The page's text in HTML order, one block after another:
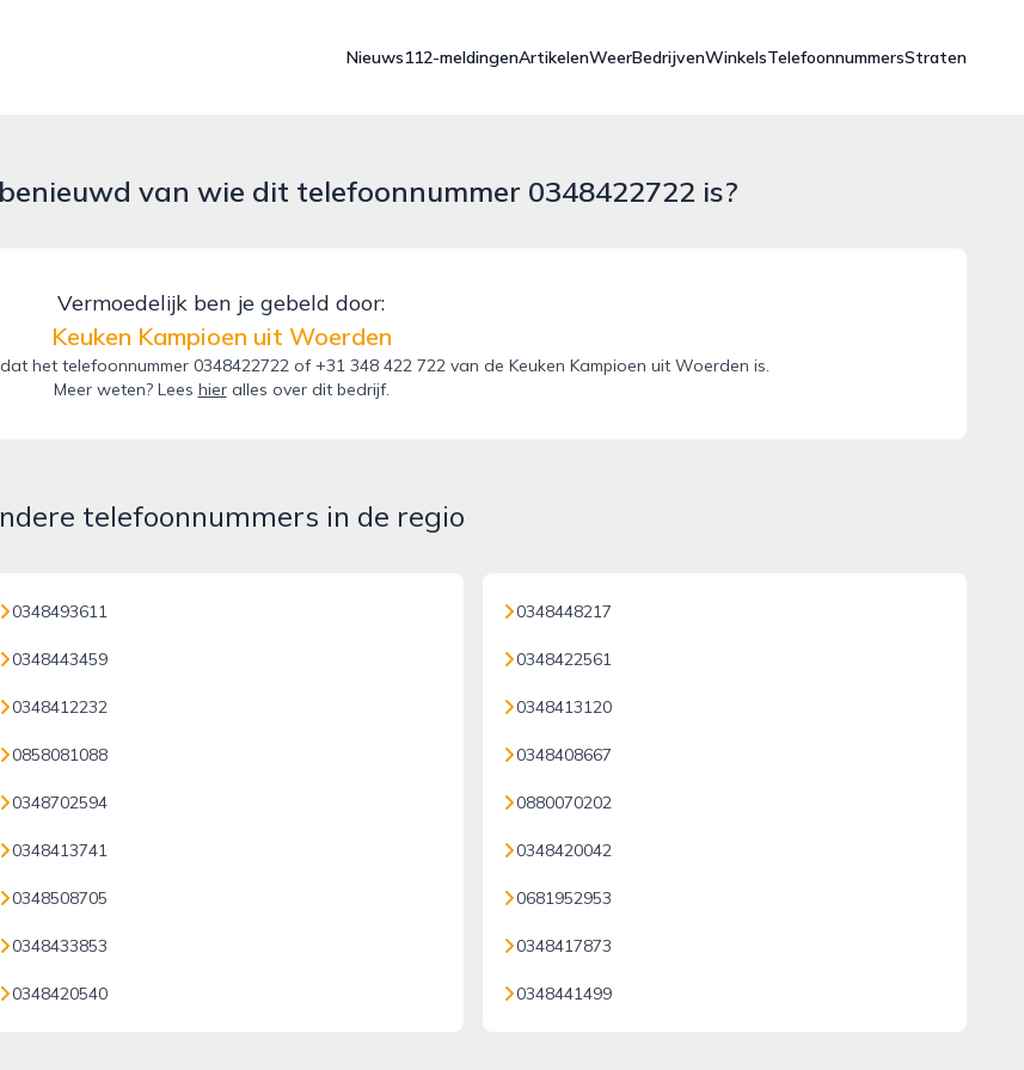
Nieuws112-meldingenArtikelenWeerBedrijvenWinkelsTelefoonnummersStraten
van wie dit telefoonnummer 0348422722 is?
Vermoedelijk ben je gebeld door:
Keuken Kampioen uit Woerden
het telefoonnummer 0348422722 of +31 348 422 722 van de Keuken Kampioen uit Woerden is.
Meer weten? Lees hieralles over dit bedrijf.
telefoonnummers in de regio
0348493611
0348443459
0348412232
0858081088
0348702594
0348413741
0348508705
0348433853
0348420540
0348448217
0348422561
0348413120
0348408667
0880070202
0348420042
0681952953
0348417873
0348441499